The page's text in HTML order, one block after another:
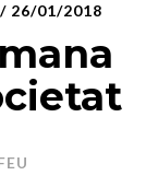
/ 26/01/2018